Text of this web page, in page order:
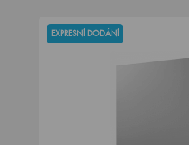
EXPRESNÍ DODÁNÍ